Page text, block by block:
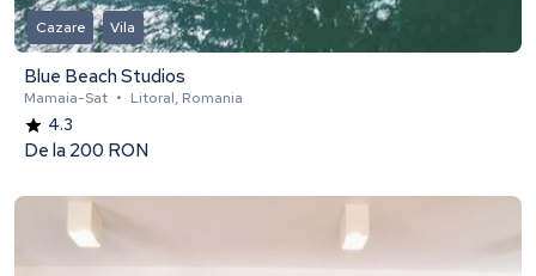
Cazare Vila
Blue Beach Studios
Mamaia-Sat • Litoral, Romania
4.3
De la 200 RON